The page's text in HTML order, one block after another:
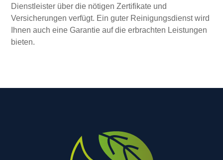
Dienstleister über die nötigen Zertifikate und
Versicherungen verfügt. Ein guter Reinigungsdienst wird
Ihnen auch eine Garantie auf die erbrachten Leistungen
bieten.